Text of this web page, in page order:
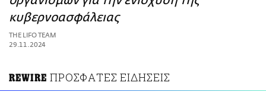
ΑΜΠΑ
PRINT
κυβερνοασφάλειας
THE LIFO TEAM
29.11.2024
REWIRE ΠΡΟΣΦΑΤΕΣ ΕΙΔΗΣΕΙΣ